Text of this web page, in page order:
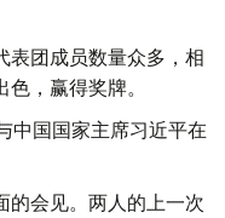
表团成员数量众多，相
，赢得奖牌。
中国国家主席习近平在
的会见。两人的上一次